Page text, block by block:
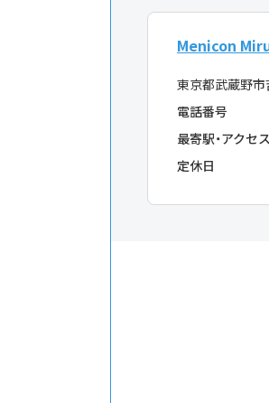
Menicon
東京都武蔵野
電話番号
最寄駅・アクセス
定休日